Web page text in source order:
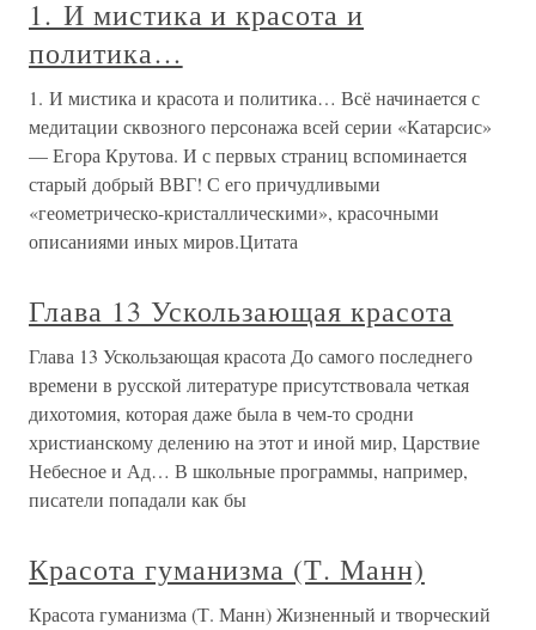
1. И мистика и красота и
политика…
1. И мистика и красота и политика… Всё начинается с
медитации сквозного персонажа всей серии «Катарсис»
— Егора Крутова. И с первых страниц вспоминается
старый добрый ВВГ! С его причудливыми
«геометрическо-кристаллическими», красочными
описаниями иных миров.Цитата
Глава 13 Ускользающая красота
Глава 13 Ускользающая красота До самого последнего
времени в русской литературе присутствовала четкая
дихотомия, которая даже была в чем-то сродни
христианскому делению на этот и иной мир, Царствие
Небесное и Ад… В школьные программы, например,
писатели попадали как бы
Красота гуманизма (Т. Манн)
Красота гуманизма (Т. Манн) Жизненный и творческий